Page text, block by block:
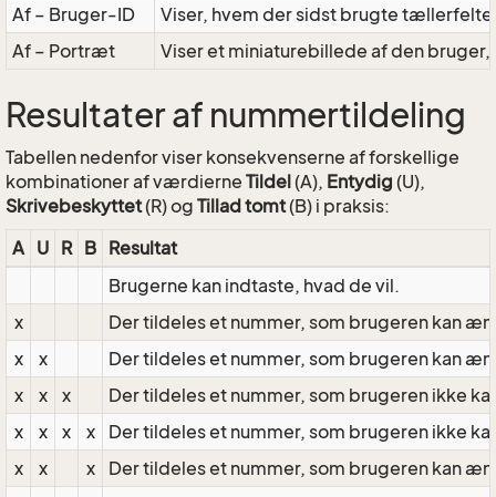
Af – Bruger-ID
Viser, hvem der sidst brugte
Af – Portræt
Viser et miniaturebillede af den
Resultater af nummertildeling
Tabellen nedenfor viser konsekvenserne af forskellige
kombinationer af værdierne Tildel (A), Entydig (U),
Skrivebeskyttet(R) og Tillad tomt(B) i praksis:
A U R B Resultat
Brugerne kan indtaste, hvad de vil.
x
Der tildeles et nummer, som brugeren kan
x
x
Der tildeles et nummer, som brugeren kan
x
x x
Der tildeles et nummer, som brugeren ikke
x
x x x
Der tildeles et nummer, som brugeren ikke
x
x x
Der tildeles et nummer, som brugeren kan